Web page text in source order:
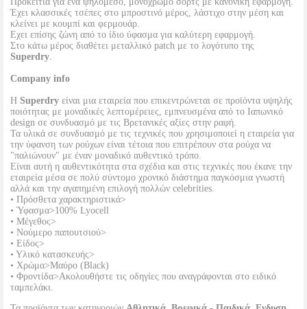
Έχει κλασσικές τσέπες στο μπροστινό μέρος, λάστιχο στην μέση και
κλείνει με κουμπί και φερμουάρ.
Εχει επίσης ζώνη από το ίδιο ύφασμα για καλύτερη εφαρμογή.
Στο κάτω μέρος διαθέτει μεταλλικό patch με το λογότυπο της
Superdry.
Company info
Η Superdry είναι μια εταιρεία που επικεντρώνεται σε προϊόντα υψηλής
ποιότητας με μοναδικές λεπτομέρειες, εμπνευσμένα από το Ιαπωνικό
design σε συνδυασμό με τις Βρετανικές αξίες στην ραφή.
Τα υλικά σε συνδυασμό με τις τεχνικές που χρησιμοποιεί η εταιρεία για
την ύφανση των ρούχων είναι τέτοια που επιτρέπουν στα ρούχα να
"παλιώνουν" με έναν μοναδικό αυθεντικό τρόπο.
Είναι αυτή η αυθεντικότητα στα σχέδια και στις τεχνικές που έκανε την
εταιρεία μέσα σε πολύ σύντομο χρονικό διάστημα παγκόσμια γνωστή
αλλά και την αγαπημένη επιλογή πολλών celebrities.
• Πρόσθετα χαρακτηριστικά>
• Ύφασμα>100% Lyocell
• Μέγεθος>
• Νούμερο παπουτσιού>
• Είδος>
• Υλικό κατασκευής>
• Χρώμα>Μαύρο (Black)
• Φροντίδα>Ακολουθήστε τις οδηγίες που αναγράφονται στο ειδικό
ταμπελάκι.